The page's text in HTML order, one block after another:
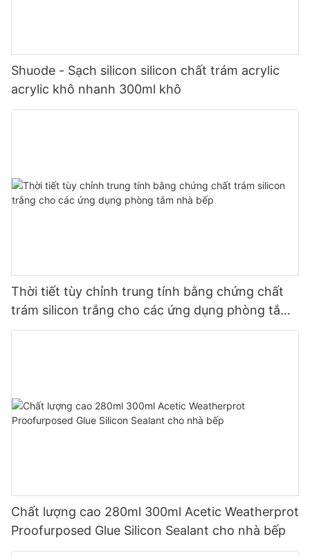
Shuode - Sạch silicon silicon chất trám acrylic
acrylic khô nhanh 300ml khô
Thời tiết tùy chỉnh trung tính bằng chứng chất
trám silicon trắng cho các ứng dụng phòng tắm
nhà bếp
Chất lượng cao 280ml 300ml Acetic Weatherprot
Proofurposed Glue Silicon Sealant cho nhà bếp